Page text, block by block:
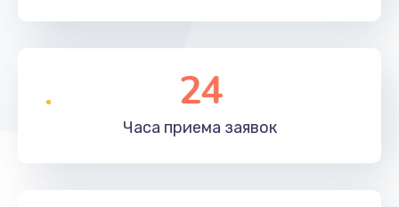
24
Часа приема заявок